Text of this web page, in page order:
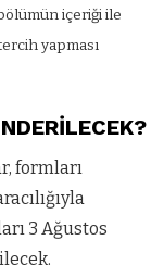
içeriği ile
yapması
formları
3 Ağustos